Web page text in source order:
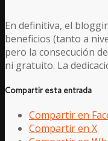
En definitiva, el
beneficios (tanto a
pero la consecución
ni gratuito. La
Compartir esta entrada
Compartir en
Compartir en X